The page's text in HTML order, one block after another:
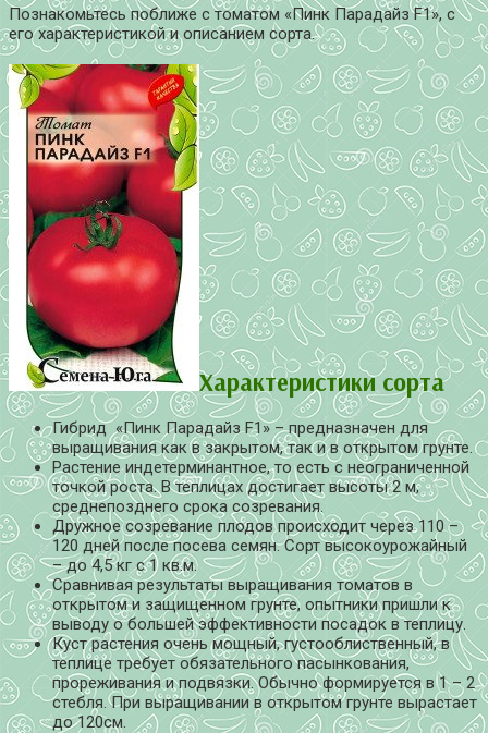
Познакомьтесь поближе с томатом «Пинк Парадайз F1», с
его характеристикой и описанием сорта.
Характеристики сорта
Гибрид «Пинк Парадайз F1» – предназначен для
выращивания как в закрытом, так и в открытом грунте.
Растение индетерминантное, то есть с неограниченной
точкой роста. В теплицах достигает высоты 2 м,
среднепозднего срока созревания.
Дружное созревание плодов происходит через 110 –
120 дней после посева семян. Сорт высокоурожайный
– до 4,5 кг с 1 кв.м.
Сравнивая результаты выращивания томатов в
открытом и защищенном грунте, опытники пришли к
выводу о большей эффективности посадок в теплицу.
Куст растения очень мощный, густооблиственный, в
теплице требует обязательного пасынкования,
прореживания и подвязки. Обычно формируется в 1 – 2
стебля. При выращивании в открытом грунте вырастает
до 120см.